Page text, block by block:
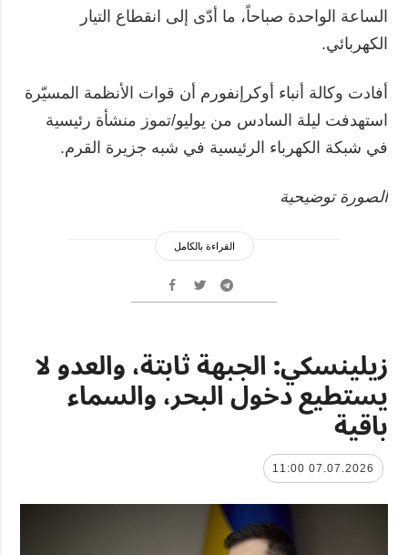
الساعة الواحدة صباحاً، ما أدّى إلى انقطاع التيار
الكهربائي.
أفادت وكالة أنباء أوكرإنفورم أن قوات الأنظمة المسيّرة
استهدفت ليلة السادس من يوليو/تموز منشأة رئيسية
في شبكة الكهرباء الرئيسية في شبه جزيرة القرم.
الصورة توضيحية
القراءة بالكامل
زيلينسكي: الجبهة ثابتة، والعدو لا
يستطيع دخول البحر، والسماء
باقية
07.07.2026 11:00